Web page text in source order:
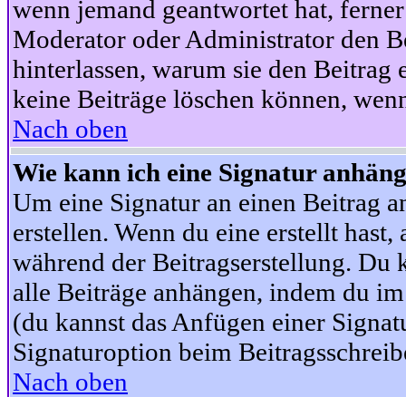
wenn jemand geantwortet hat,
Moderator oder Administrator den
hinterlassen, warum sie den Beitrag
keine Beiträge löschen können,
Nach oben
Wie kann ich eine Signatur
Um eine Signatur an einen Beitrag
erstellen. Wenn du eine erstellt
während der Beitragserstellung. Du
alle Beiträge anhängen, indem du
(du kannst das Anfügen einer
Signaturoption beim
Nach oben